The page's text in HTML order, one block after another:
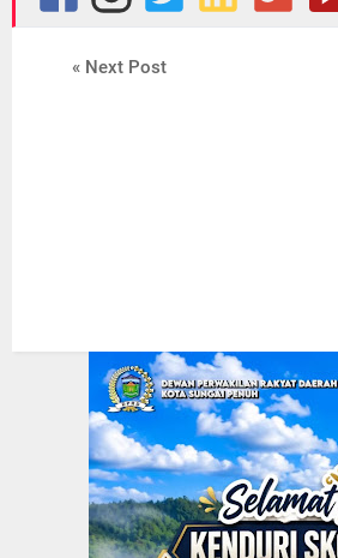
« Next Post